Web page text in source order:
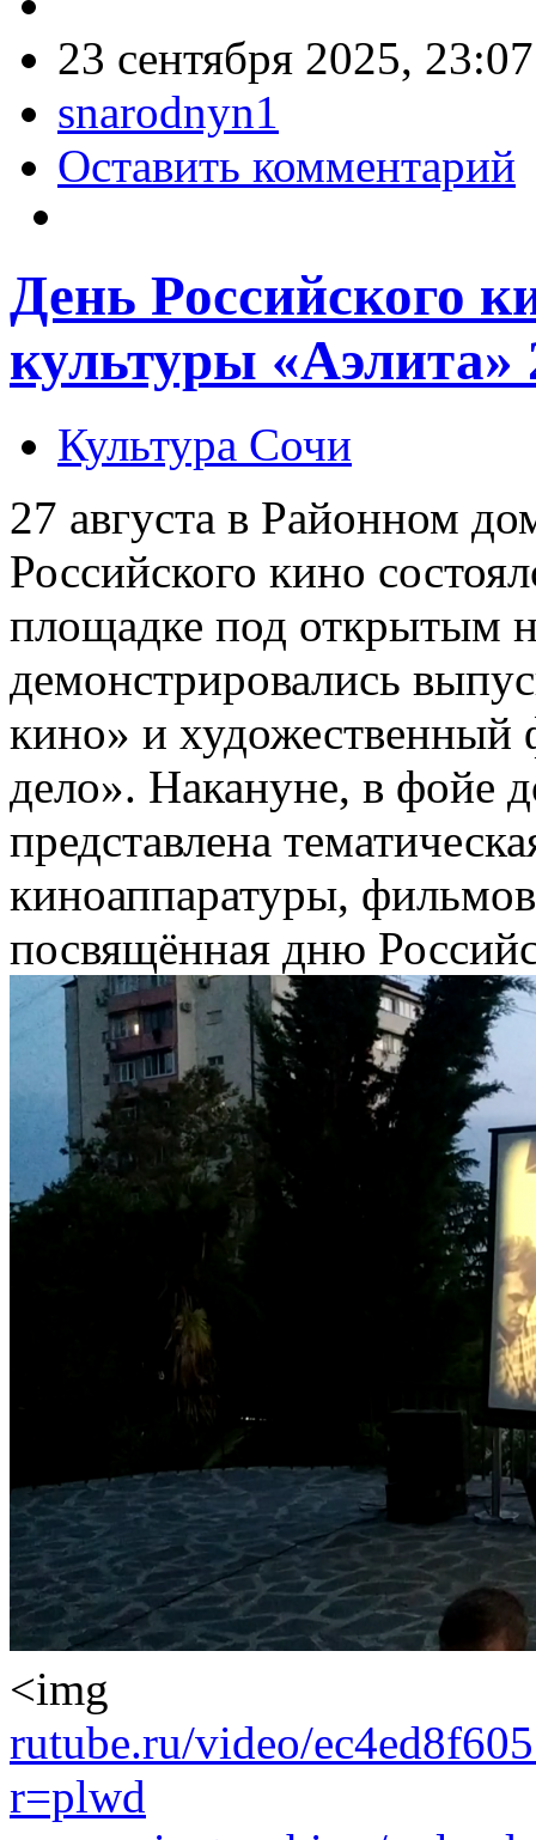
23 сентября 2025, 23:07
snarodnyn1
Оставить комментарий
День Российского
культуры «Аэлита»
Культура Сочи
27 августа в Районном
Российского кино
площадке под открытым
демонстрировались
кино» и художественный
дело». Накануне, в фойе
представлена
киноаппаратуры,
посвящённая дню
<img
rutube.ru/video/
r=plwd